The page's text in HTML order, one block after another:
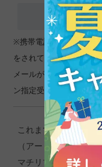
※携帯電話､スマートフ
をされている方は､
メールが受けとれなく
ン指定受信の設定を行
これまでにアート建
（アート建工、トコ
マチリブ、ココスム